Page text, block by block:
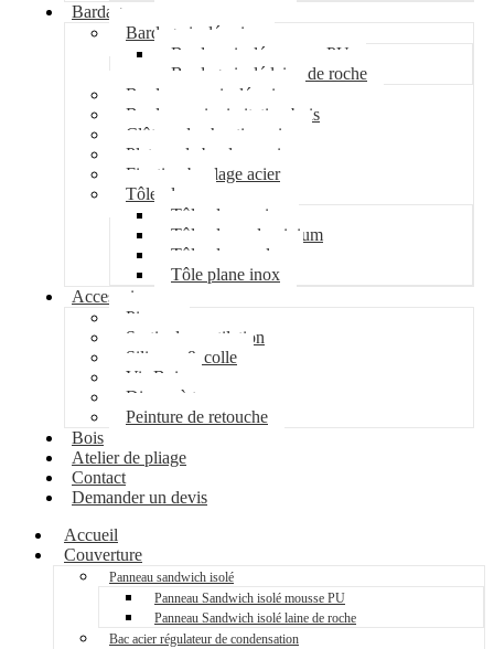
Bardage
Bardage isolé acier
Bardage isolé mousse PU
Bardage isolé laine de roche
Bardage non isolé acier
Bardage acier imitation bois
Clôture de chantier acier
Plateau de bardage acier
Fixation bardage acier
Tôle plane
Tôle plane acier
Tôle plane aluminium
Tôle plane galva
Tôle plane inox
Accessoires
Pipeco
Sortie de ventilation
Silicone & colle
Vis Bois
Disque à tronçonner
Peinture de retouche
Bois
Atelier de pliage
Contact
Demander un devis
Accueil
Couverture
Panneau sandwich isolé
Panneau Sandwich isolé mousse PU
Panneau Sandwich isolé laine de roche
Bac acier régulateur de condensation